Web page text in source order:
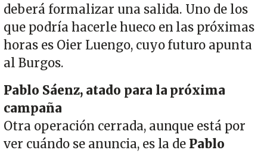
deberá formalizar una salida. Uno de los
que podría hacerle hueco en las próximas
horas es Oier Luengo, cuyo futuro apunta
al Burgos.
Pablo Sáenz, atado para la próxima
campaña
Otra operación cerrada, aunque está por
ver cuándo se anuncia, es la de Pablo